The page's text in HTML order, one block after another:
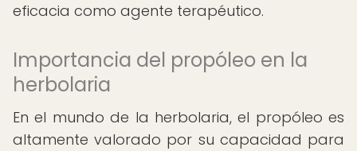
eficacia como agente terapéutico.
Importancia del propóleo en la
herbolaria
En el mundo de la herbolaria, el propóleo es
altamente valorado por su capacidad para